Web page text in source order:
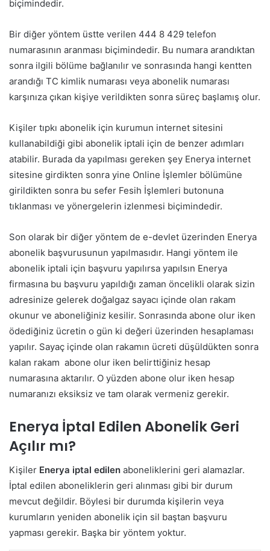
biçimindedir.
Bir diğer yöntem üstte verilen 444 8 429 telefon
numarasının aranması biçimindedir. Bu numara arandıktan
sonra ilgili bölüme bağlanılır ve sonrasında hangi kentten
arandığı TC kimlik numarası veya abonelik numarası
karşınıza çıkan kişiye verildikten sonra süreç başlamış olur.
Kişiler tıpkı abonelik için kurumun internet sitesini
kullanabildiği gibi abonelik iptali için de benzer adımları
atabilir. Burada da yapılması gereken şey Enerya internet
sitesine girdikten sonra yine Online İşlemler bölümüne
girildikten sonra bu sefer Fesih İşlemleri butonuna
tıklanması ve yönergelerin izlenmesi biçimindedir.
Son olarak bir diğer yöntem de e-devlet üzerinden Enerya
abonelik başvurusunun yapılmasıdır. Hangi yöntem ile
abonelik iptali için başvuru yapılırsa yapılsın Enerya
firmasına bu başvuru yapıldığı zaman öncelikli olarak sizin
adresinize gelerek doğalgaz sayacı içinde olan rakam
okunur ve aboneliğiniz kesilir. Sonrasında abone olur iken
ödediğiniz ücretin o gün ki değeri üzerinden hesaplaması
yapılır. Sayaç içinde olan rakamın ücreti düşüldükten sonra
kalan rakam abone olur iken belirttiğiniz hesap
numarasına aktarılır. O yüzden abone olur iken hesap
numaranızı eksiksiz ve tam olarak vermeniz gerekir.
Enerya İptal Edilen Abonelik Geri
Açılır mı?
Kişiler Enerya iptal edilen aboneliklerini geri alamazlar.
İptal edilen aboneliklerin geri alınması gibi bir durum
mevcut değildir. Böylesi bir durumda kişilerin veya
kurumların yeniden abonelik için sil baştan başvuru
yapması gerekir. Başka bir yöntem yoktur.